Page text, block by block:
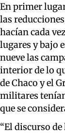
En primer
las
hacían cada
lugares y bajo
nueve las
interior de lo
de Chaco y el
militares
que se
“El discurso